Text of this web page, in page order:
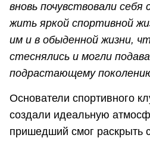
вновь почувствовали
жить яркой спортивной
им и в обыденной жизни,
стеснялись и могли
подрастающему
Основатели спортивного
создали идеальную
пришедший смог раскрыть